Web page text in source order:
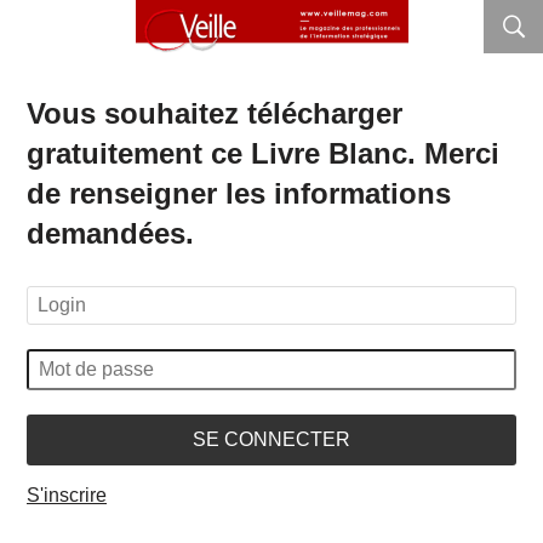
Vous souhaitez télécharger
gratuitement ce Livre Blanc. Merci
de renseigner les informations
demandées.
SE CONNECTER
S'inscrire